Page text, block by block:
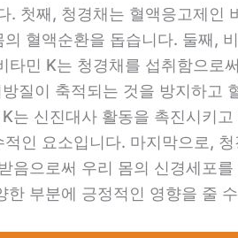
첫째, 청경채는 혈액응고제인
혈액순환을 돕습니다. 둘째,
민 K는 청경채를 섭취함으로
질이 축적되는 것을 방지하고
는 신진대사 활동을 촉진시키
인 요소입니다. 마지막으로,
음으로써 우리 몸의 신경세포
부분에 긍정적인 영향을 줄